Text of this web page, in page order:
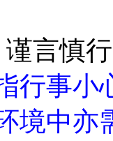
言慎
行事小
境中亦